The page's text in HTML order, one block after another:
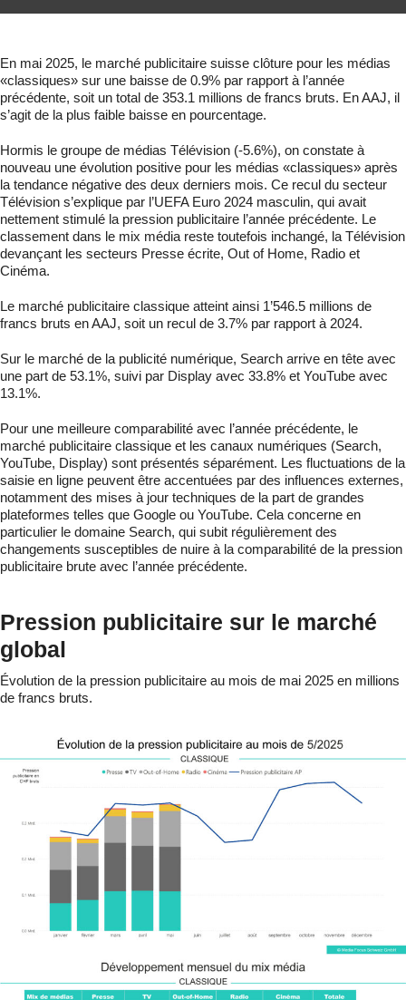
En mai 2025, le marché publicitaire suisse clôture pour les médias
«classiques» sur une baisse de 0.9% par rapport à l’année
précédente, soit un total de 353.1 millions de francs bruts. En AAJ, il
s’agit de la plus faible baisse en pourcentage.
Hormis le groupe de médias Télévision (-5.6%), on constate à
nouveau une évolution positive pour les médias «classiques» après
la tendance négative des deux derniers mois. Ce recul du secteur
Télévision s’explique par l’UEFA Euro 2024 masculin, qui avait
nettement stimulé la pression publicitaire l’année précédente. Le
classement dans le mix média reste toutefois inchangé, la Télévision
devançant les secteurs Presse écrite, Out of Home, Radio et
Cinéma.
Le marché publicitaire classique atteint ainsi 1’546.5 millions de
francs bruts en AAJ, soit un recul de 3.7% par rapport à 2024.
Sur le marché de la publicité numérique, Search arrive en tête avec
une part de 53.1%, suivi par Display avec 33.8% et YouTube avec
13.1%.
Pour une meilleure comparabilité avec l’année précédente, le
marché publicitaire classique et les canaux numériques (Search,
YouTube, Display) sont présentés séparément. Les fluctuations de la
saisie en ligne peuvent être accentuées par des influences externes,
notamment des mises à jour techniques de la part de grandes
plateformes telles que Google ou YouTube. Cela concerne en
particulier le domaine Search, qui subit régulièrement des
changements susceptibles de nuire à la comparabilité de la pression
publicitaire brute avec l’année précédente.
Pression publicitaire sur le marché
global
Évolution de la pression publicitaire au mois de mai 2025 en millions
de francs bruts.